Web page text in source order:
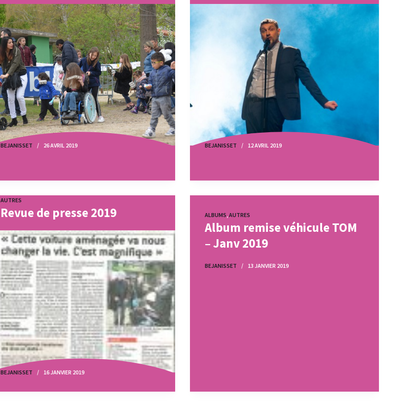
BEJANISSET 26 AVRIL 2019 BEJANISSET 12 AVRIL 2019
AUTRES
Revue de presse 2019
BEJANISSET 16 JANVIER 2019
ALBUMS,AUTRES
Album remise véhicule TOM
– Janv 2019
BEJANISSET 13 JANVIER 2019